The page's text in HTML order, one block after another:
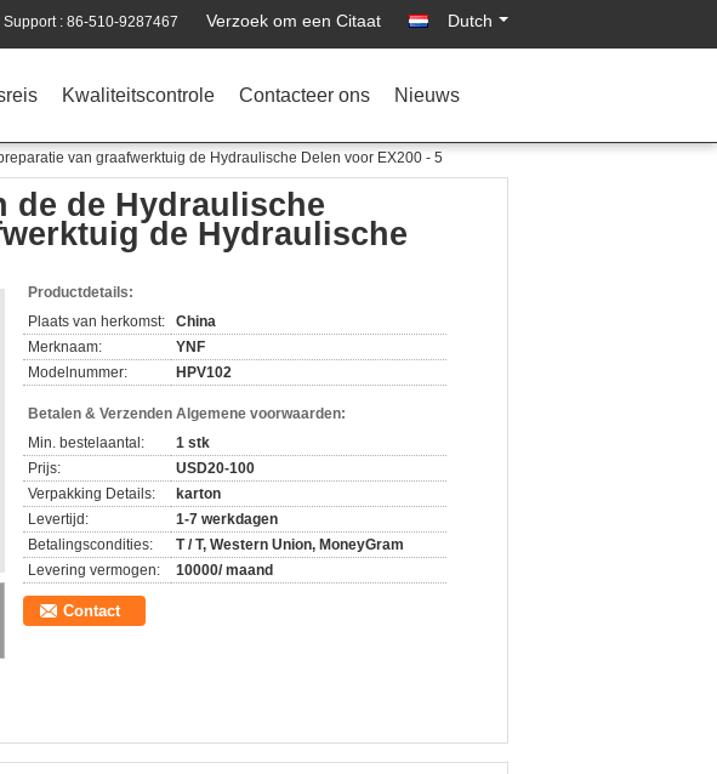
Support : 86-510-9287467 Verzoek om een Citaat Dutch
Kwaliteitscontrole Contacteer ons Nieuws
van graafwerktuig de Hydraulische Delen voor EX200 - 5
de de Hydraulische
de Hydraulische
Productdetails:
Plaats van herkomst:
China
Merknaam:
YNF
Modelnummer:
HPV102
Betalen & Verzenden Algemene voorwaarden:
Min. bestelaantal:
1 stk
Prijs:
USD20-100
Verpakking Details:
karton
Levertijd:
1-7 werkdagen
Betalingscondities:
T / T, Western Union, MoneyGram
Levering vermogen:
10000/ maand
Contact